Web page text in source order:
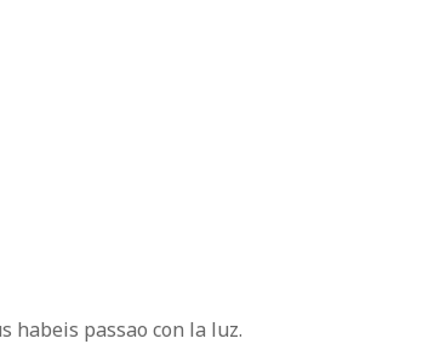
habeis passao con la luz.